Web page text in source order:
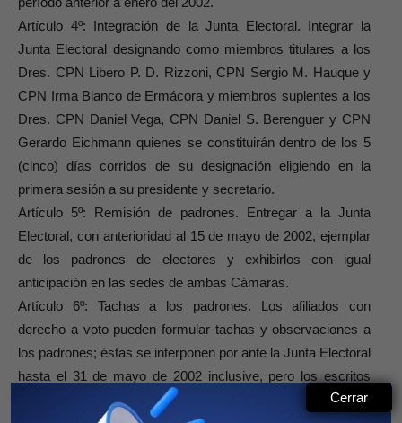
Artículo 4º: Integración de la Junta Electoral. Integrar la
Junta Electoral designando como miembros titulares a los
Dres. CPN Libero P. D. Rizzoni, CPN Sergio M. Hauque y
CPN Irma Blanco de Ermácora y miembros suplentes a los
Dres. CPN Daniel Vega, CPN Daniel S. Berenguer y CPN
Gerardo Eichmann quienes se constituirán dentro de los 5
(cinco) días corridos de su designación eligiendo en la
primera sesión a su presidente y secretario.
Artículo 5º: Remisión de padrones. Entregar a la Junta
Electoral, con anterioridad al 15 de mayo de 2002, ejemplar
de los padrones de electores y exhibirlos con igual
anticipación en las sedes de ambas Cámaras.
Artículo 6º: Tachas a los padrones. Los afiliados con
derecho a voto pueden formular tachas y observaciones a
los padrones; éstas se interponen por ante la Junta Electoral
hasta el 31 de mayo de 2002 inclusive, pero los escritos
serán recibidos hasta las 12 horas del día hábil inmediato
Cerrar